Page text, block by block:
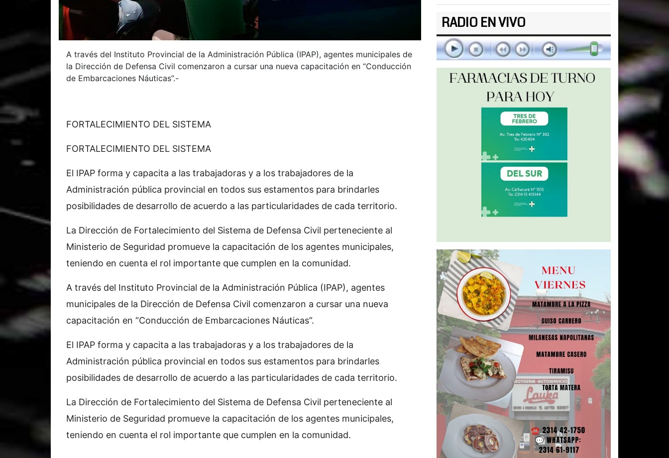
A través del Instituto Provincial de la Administración Pública (IPAP), agentes municipales de
la Dirección de Defensa Civil comenzaron a cursar una nueva capacitación en “Conducción
de Embarcaciones Náuticas”.-
FORTALECIMIENTO DEL SISTEMA
FORTALECIMIENTO DEL SISTEMA
El IPAP forma y capacita a las trabajadoras y a los trabajadores de la
Administración pública provincial en todos sus estamentos para brindarles
posibilidades de desarrollo de acuerdo a las particularidades de cada territorio.
La Dirección de Fortalecimiento del Sistema de Defensa Civil perteneciente al
Ministerio de Seguridad promueve la capacitación de los agentes municipales,
teniendo en cuenta el rol importante que cumplen en la comunidad.
A través del Instituto Provincial de la Administración Pública (IPAP), agentes
municipales de la Dirección de Defensa Civil comenzaron a cursar una nueva
capacitación en “Conducción de Embarcaciones Náuticas”.
El IPAP forma y capacita a las trabajadoras y a los trabajadores de la
Administración pública provincial en todos sus estamentos para brindarles
posibilidades de desarrollo de acuerdo a las particularidades de cada territorio.
La Dirección de Fortalecimiento del Sistema de Defensa Civil perteneciente al
Ministerio de Seguridad promueve la capacitación de los agentes municipales,
teniendo en cuenta el rol importante que cumplen en la comunidad.
RADIO EN VIVO